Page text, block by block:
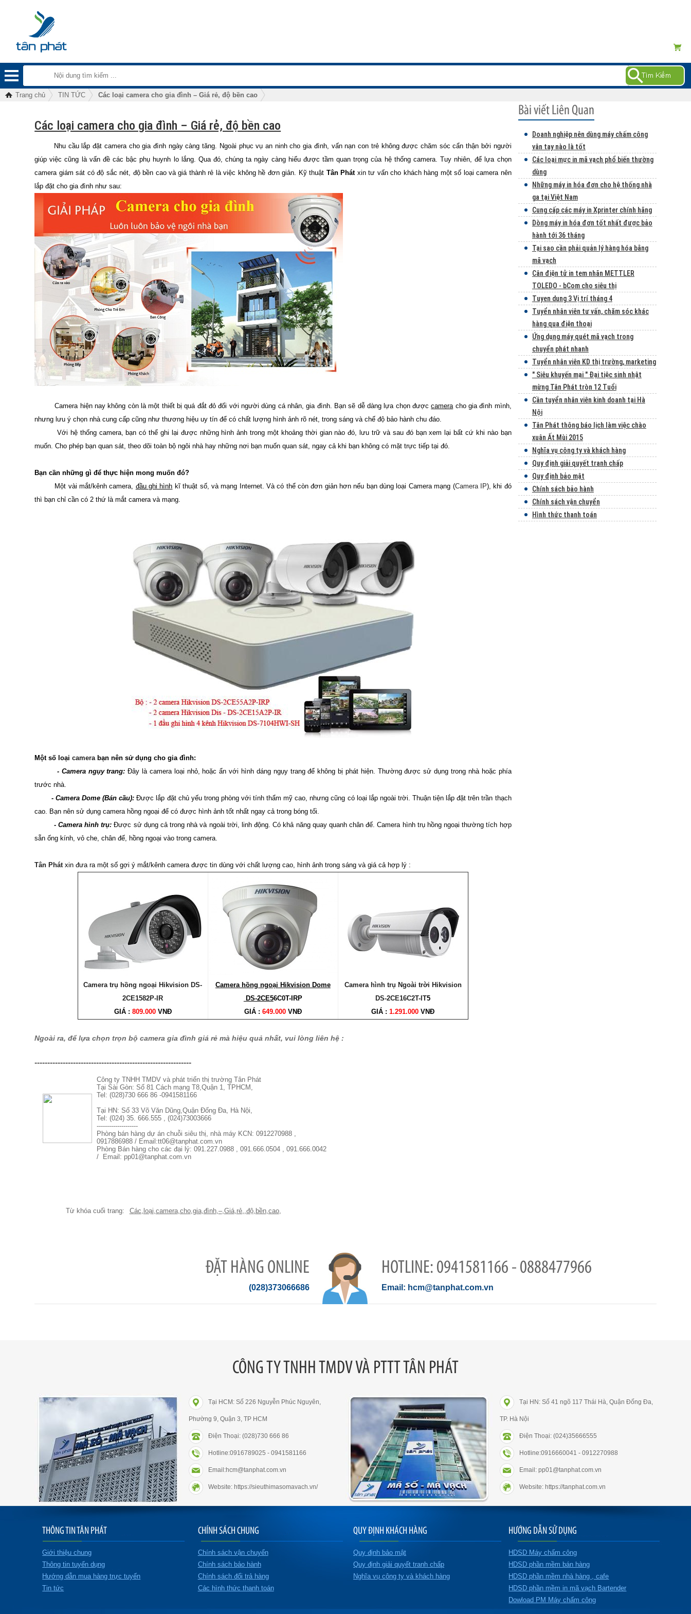
Trang chủ TIN TỨC Các loại camera cho gia đình – Giá rẻ, độ bền cao
Các loại camera cho gia đình – Giá rẻ, độ bền cao
Nhu cầu lắp đặt camera cho gia đình ngày càng tăng. Ngoài phục vụ an ninh cho gia đình, vấn nạn con trẻ không được chăm sóc cẩn thận bởi người
giúp việc cũng là vấn đề các bậc phụ huynh lo lắng. Qua đó, chúng ta ngày càng hiểu được tầm quan trọng của hệ thống camera. Tuy nhiên, để lựa chọn
camera giám sát có độ sắc nét, độ bền cao và giá thành rẻ là việc không hề đơn giản. Kỹ thuật Tân Phátxin tư vấn cho khách hàng một số loại camera nên
lắp đặt cho gia đình như sau:
Camera hiện nay không còn là một thiết bị quá đắt đỏ đối với người dùng cá nhân, gia đình. Bạn sẽ dễ dàng lựa chọn đượccameracho gia đình mình,
nhưng lưu ý chọn nhà cung cấp cũng như thương hiệu uy tín để có chất lượng hình ảnh rõ nét, trong sáng và chế độ bảo hành chu đáo.
Với hệ thống camera, bạn có thể ghi lại được những hình ảnh trong một khoảng thời gian nào đó, lưu trữ và sau đó bạn xem lại bất cứ khi nào bạn
muốn. Cho phép bạn quan sát, theo dõi toàn bộ ngôi nhà hay những nơi bạn muốn quan sát, ngay cả khi bạn không có mặt trực tiếp tại đó.
Bạn cần những gì để thực hiện mong muốn đó?
Một vài mắt/kênh camera, đầu ghi hình kĩ thuật số, và mạng Internet. Và có thể còn đơn giản hơn nếu bạn dùng loại Camera mạng (Camera IP), khi đó
thì bạn chỉ cần có 2 thứ là mắt camera và mạng.
Một số loạicamerabạn nên sử dụng cho gia đình:
- Camera ngụy trang: Đây là camera loại nhỏ, hoặc ẩn với hình dáng ngụy trang để không bị phát hiện. Thường được sử dụng trong nhà hoặc phía
trước nhà.
- Camera Dome (Bán cầu): Được lắp đặt chủ yếu trong phòng với tính thẩm mỹ cao, nhưng cũng có loại lắp ngoài trời. Thuận tiện lắp đặt trên trần thạch
cao. Bạn nên sử dụng camera hồng ngoại để có được hình ảnh tốt nhất ngay cả trong bóng tối.
- Camera hình trụ: Được sử dụng cả trong nhà và ngoài trời, linh động. Có khả năng quay quanh chân đế. Camera hình trụ hồng ngoại thường tích hợp
sẵn ống kính, vỏ che, chân đế, hồng ngoại vào trong camera.
Tân Phátxin đưa ra một số gợi ý mắt/kênh camera được tin dùng với chất lượng cao, hình ảnh trong sáng và giá cả hợp lý :
Camera trụ hồng ngoại Hikvision DS-
2CE1582P-IR
GIÁ : 809.000VNĐ
Camera hồng ngoại Hikvision Dome
DS-2CE56C0T-IRP
GIÁ : 649.000 VNĐ
Camera hình trụ Ngoài trời Hikvision
DS-2CE16C2T-IT5
GIÁ :1.291.000VNĐ
Ngoài ra, để lựa chọn trọn bộ camera gia đình giá rẻ mà hiệu quả nhất, vui lòng liên hệ :
-------------------------------------------------------------
Công ty TNHH TMDV và phát triển thị trường Tân Phát
Tại Sài Gòn: Số 81 Cách mạng T8,Quận 1, TPHCM,
Tel: (028)730 666 86 -0941581166
Tại HN: Số 33 Võ Văn Dũng,Quận Đống Đa, Hà Nội,
Tel: (024) 35. 666.555 , (024)73003666
--------------------
Phòng bán hàng dự án chuỗi siêu thị, nhà máy KCN: 0912270988 ,
0917886988 / Email:tt06@tanphat.com.vn
Phòng Bán hàng cho các đại lý: 091.227.0988 , 091.666.0504 , 091.666.0042
/ Email: pp01@tanphat.com.vn
Doanh nghiệp nên dùng máy chấm công
vân tay nào là tốt
Các loại mực in mã vạch phổ biến thường
dùng
Những máy in hóa đơn cho hệ thống nhà
ga tại Việt Nam
Cung cấp các máy in Xprinter chính hãng
Dòng máy in hóa đơn tốt nhất được bảo
hành tới 36 tháng
Tại sao cần phải quản lý hàng hóa bằng
mã vạch
Cân điện tử in tem nhãn METTLER
TOLEDO - bCom cho siêu thị
Tuyen dung 3 Vị trí tháng 4
Tuyển nhân viên tư vấn, chăm sóc khác
hàng qua điện thoại
Ứng dụng máy quét mã vạch trong
chuyển phát nhanh
Tuyển nhân viên KD thị trường, marketing
" Siêu khuyến mại " Đại tiệc sinh nhật
mừng Tân Phát tròn 12 Tuổi
Cần tuyển nhân viên kinh doanh tại Hà
Nội
Tân Phát thông báo lịch làm việc chào
xuân Ất Mùi 2015
Nghĩa vụ công ty và khách hàng
Quy định giải quyết tranh chấp
Quy định bảo mật
Chính sách bảo hành
Chính sách vận chuyển
Hình thức thanh toán
Các, loại,camera,cho,gia,đình,–,Giá,rẻ,,độ, bền,cao,
ĐẶT HÀNG ONLINE
(028)373066686
0941581166 - 0888477966
hcm@tanphat.com.vn
CÔNG TY TNHH TMDV VÀ PTTT TÂN PHÁT
Tại HCM: Số 226 Nguyễn Phúc Nguyên,
Phường 9, Quận 3, TP HCM
Điện Thoại: (028)730 666 86
Hotline:0916789025 - 0941581166
Email:hcm@tanphat.com.vn
Website: https://sieuthimasomavach.vn/
Tại HN: Số 41 ngõ 117 Thái Hà, Quận Đống Đa,
TP. Hà Nội
Điện Thoại: (024)35666555
Hotline:0916660041 - 0912270988
Email: pp01@tanphat.com.vn
Website: https://tanphat.com.vn
THÔNG TIN TÂN PHÁT
Giới thiệu chung
Thông tin tuyển dụng
Hướng dẫn mua hàng trực tuyến
Tin tức
CHÍNH SÁCH CHUNG
Chính sách vận chuyển
Chính sách bảo hành
Chính sách đổi trả hàng
Các hình thức thanh toán
QUY ĐỊNH KHÁCH HÀNG
Quy định bảo mật
Quy định giải quyết tranh chấp
Nghĩa vụ công ty và khách hàng
HƯỚNG DẪN SỬ DỤNG
HDSD Máy chấm công
HDSD phần mềm bán hàng
HDSD phần mềm nhà hàng , cafe
HDSD phần mềm in mã vạch Bartender
Dowload PM Máy chấm công